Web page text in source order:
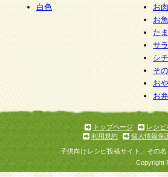
白色
お
お
た
サ
シ
そ
お
お
トップページ
レシピ
利用規約
個人情報保
子供向けレシピ投稿サイト、その
Copyright